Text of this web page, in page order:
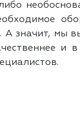
А значит, мы
и